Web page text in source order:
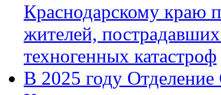
Краснодарскому краю
жителей,
техногенных катастроф
В 2025 году